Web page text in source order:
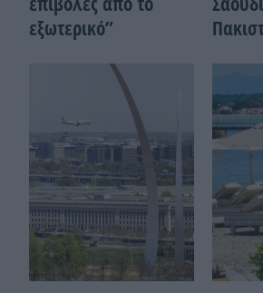
εξωτερικό”